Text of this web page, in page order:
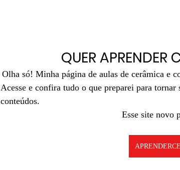
QUER
Olha só! Minha página de aulas de cerâmica e
Acesse e confira tudo o que preparei para
conteúdos.
Esse site novo